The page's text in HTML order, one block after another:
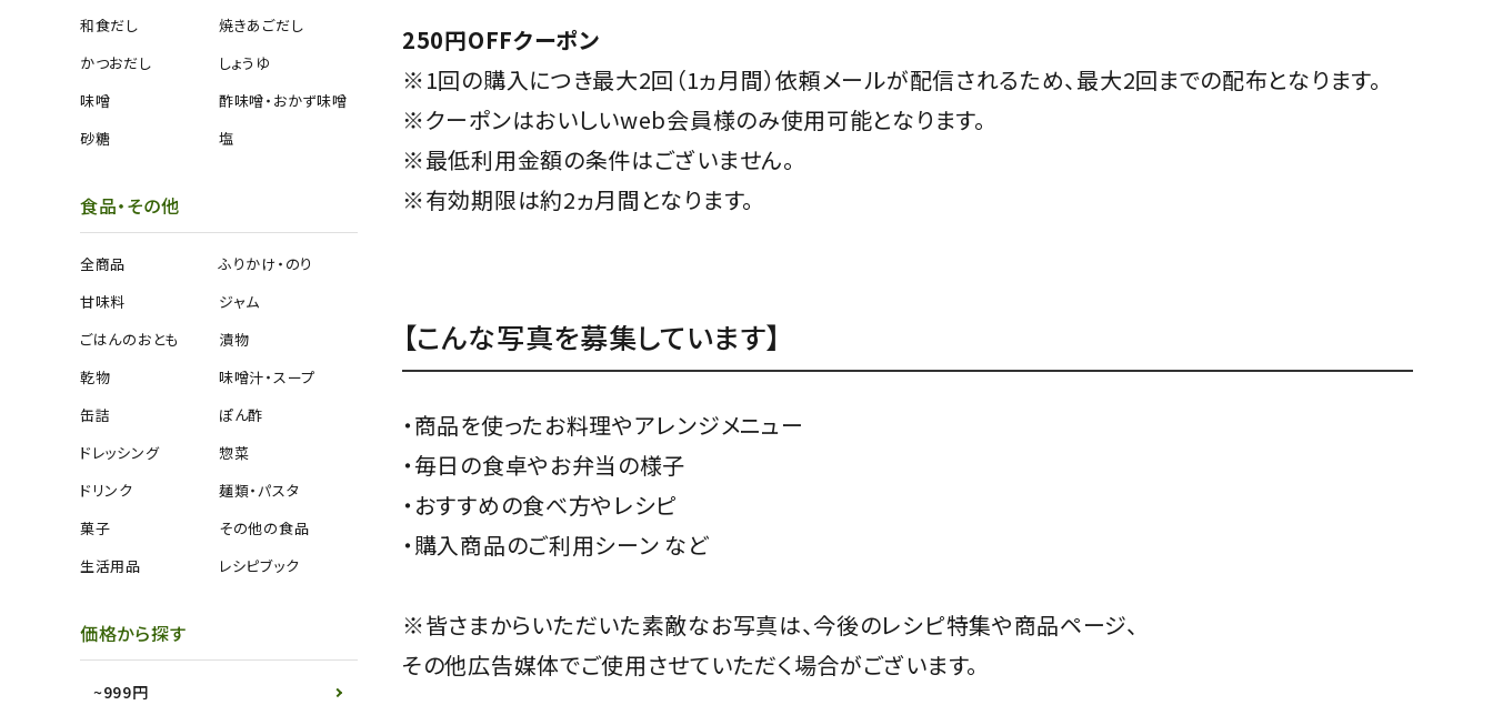
250円OFFクーポン
※1回の購入につき最大2回（1ヵ月間）依頼メールが配信されるため、最大2回までの配布となります。
※クーポンはおいしいweb会員様のみ使用可能となります。
※最低利用金額の条件はございません。
※有効期限は約2ヵ月間となります。
【こんな写真を募集しています】
・商品を使ったお料理やアレンジメニュー
・毎日の食卓やお弁当の様子
・おすすめの食べ方やレシピ
・購入商品のご利用シーン など
※皆さまからいただいた素敵なお写真は、今後のレシピ特集や商品ページ、
その他広告媒体でご使用させていただく場合がございます。
和食だし
焼きあごだし
かつおだし
しょうゆ
味噌
酢味噌・おかず味噌
砂糖
塩
食品・その他
全商品
ふりかけ・のり
甘味料
ジャム
ごはんのおとも
漬物
乾物
味噌汁・スープ
缶詰
ぽん酢
ドレッシング
惣菜
ドリンク
麺類・パスタ
菓子
その他の食品
生活用品
レシピブック
価格から探す
~999円